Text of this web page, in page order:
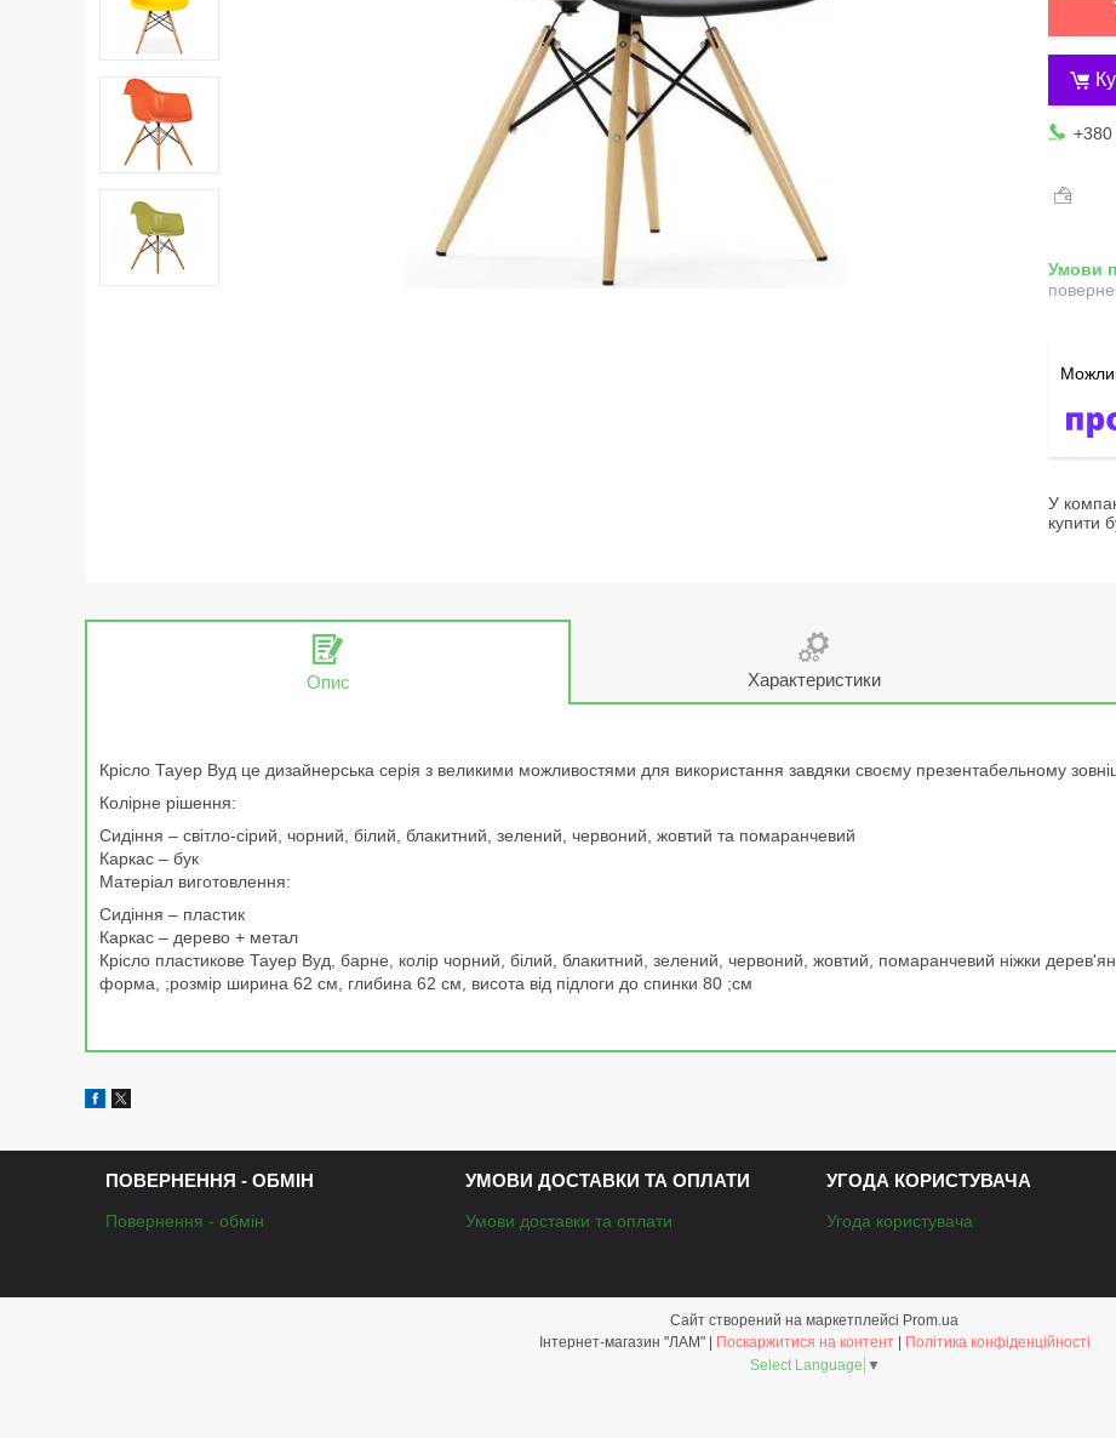
У
купити
Опис Характеристики
Крісло Тауер Вуд це дизайнерська серія з великими можливостями для використання завдяки своєму презентабельному
Колірне рішення:
Сидіння – світло-сірий, чорний, білий, блакитний, зелений, червоний, жовтий та помаранчевий
Каркас – бук
Матеріал виготовлення:
Сидіння – пластик
Каркас – дерево + метал
Крісло пластикове Тауер Вуд, барне, колір чорний, білий, блакитний, зелений, червоний, жовтий, помаранчевий ніжки
форма, ;розмір ширина 62 см, глибина 62 см, висота від підлоги до спинки 80 ;см
ПОВЕРНЕННЯ - ОБМІН
Повернення - обмін
УМОВИ ДОСТАВКИ ТА ОПЛАТИ
Умови доставки та оплати
УГОДА КОРИСТУВАЧА
Угода користувача
Сайт створений на маркетплейсі Prom.ua
Поскаржитися на контент
Політика конфіденційності
Select Language ▼